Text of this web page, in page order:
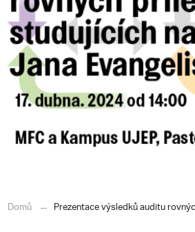
Domů Prezentace výsledků auditu